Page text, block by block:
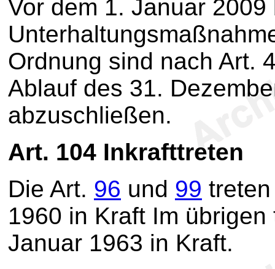
Vor dem 1. Januar
Ordnung sind nach Art.
Ablauf des 31.
abzuschließen.
Art. 104 Inkrafttreten
Die Art. 96 und 99
1960 in Kraft Im
Januar 1963 in Kraft.